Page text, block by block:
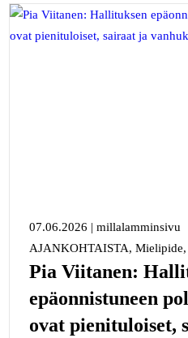
07.06.2026 | millalamminsivu
AJANKOHTAISTA, Mielipide,
Pia Viitanen:
epäonnistuneen
ovat pienituloiset,